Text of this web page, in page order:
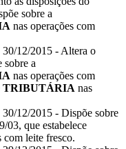
sobre a
nas operações com
12/2015 - Altera o
a
nas operações com
TRIBUTÁRIA nas
12/2015 - Dispõe sobre
03, que estabelece
com leite fresco.